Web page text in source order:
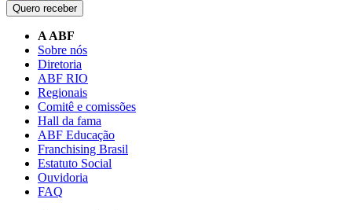
Quero receber
A ABF
Sobre nós
Diretoria
ABF RIO
Regionais
Comitê e comissões
Hall da fama
ABF Educação
Franchising Brasil
Estatuto Social
Ouvidoria
FAQ